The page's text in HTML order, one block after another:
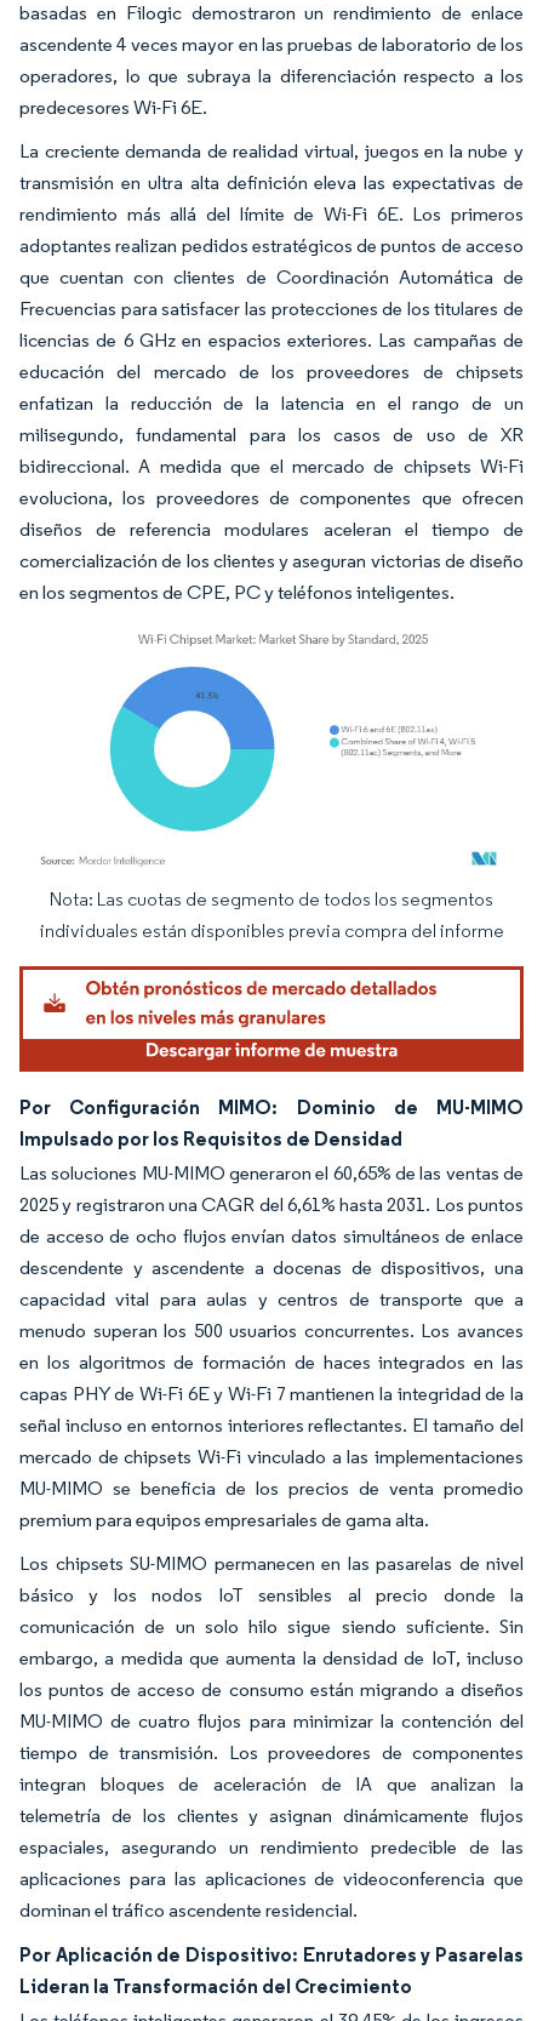
basadas en Filogic demostraron un rendimiento de enlace
ascendente 4 veces mayor en las pruebas de laboratorio de los
operadores, lo que subraya la diferenciación respecto a los
predecesores Wi-Fi 6E.
La creciente demanda de realidad virtual, juegos en la nube y
transmisión en ultra alta definición eleva las expectativas de
rendimiento más allá del límite de Wi-Fi 6E. Los primeros
adoptantes realizan pedidos estratégicos de puntos de acceso
que cuentan con clientes de Coordinación Automática de
Frecuencias para satisfacer las protecciones de los titulares de
licencias de 6 GHz en espacios exteriores. Las campañas de
educación del mercado de los proveedores de chipsets
enfatizan la reducción de la latencia en el rango de un
milisegundo, fundamental para los casos de uso de XR
bidireccional. A medida que el mercado de chipsets Wi-Fi
evoluciona, los proveedores de componentes que ofrecen
diseños de referencia modulares aceleran el tiempo de
comercialización de los clientes y aseguran victorias de diseño
en los segmentos de CPE, PC y teléfonos inteligentes.
Imagen © Mordor Intelligence. El uso requiere atribución según CC BY 4.0.
Nota: Las cuotas de segmento de todos los segmentos
individuales están disponibles previa compra del informe
Por Configuración MIMO: Dominio de MU-MIMO
Impulsado por los Requisitos de Densidad
Las soluciones MU-MIMO generaron el 60,65% de las ventas de
2025 y registraron una CAGR del 6,61% hasta 2031. Los puntos
de acceso de ocho flujos envían datos simultáneos de enlace
descendente y ascendente a docenas de dispositivos, una
capacidad vital para aulas y centros de transporte que a
menudo superan los 500 usuarios concurrentes. Los avances
en los algoritmos de formación de haces integrados en las
capas PHY de Wi-Fi 6E y Wi-Fi 7 mantienen la integridad de la
señal incluso en entornos interiores reflectantes. El tamaño del
mercado de chipsets Wi-Fi vinculado a las implementaciones
MU-MIMO se beneficia de los precios de venta promedio
premium para equipos empresariales de gama alta.
Los chipsets SU-MIMO permanecen en las pasarelas de nivel
básico y los nodos IoT sensibles al precio donde la
comunicación de un solo hilo sigue siendo suficiente. Sin
embargo, a medida que aumenta la densidad de IoT, incluso
los puntos de acceso de consumo están migrando a diseños
MU-MIMO de cuatro flujos para minimizar la contención del
tiempo de transmisión. Los proveedores de componentes
integran bloques de aceleración de IA que analizan la
telemetría de los clientes y asignan dinámicamente flujos
espaciales, asegurando un rendimiento predecible de las
aplicaciones para las aplicaciones de videoconferencia que
dominan el tráfico ascendente residencial.
Por Aplicación de Dispositivo: Enrutadores y Pasarelas
Lideran la Transformación del Crecimiento